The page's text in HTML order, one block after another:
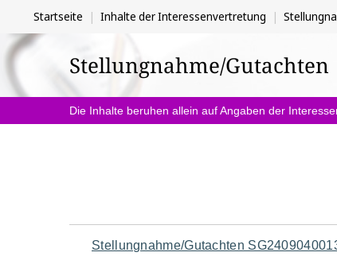
Sie
befinden
sich
hier:
Startseite Inhalte der Interessenvertretung
Stellungnahme/Gutachten
Die Inhalte beruhen allein auf Angaben der
Navigation
Stellungnahme/Gutachten